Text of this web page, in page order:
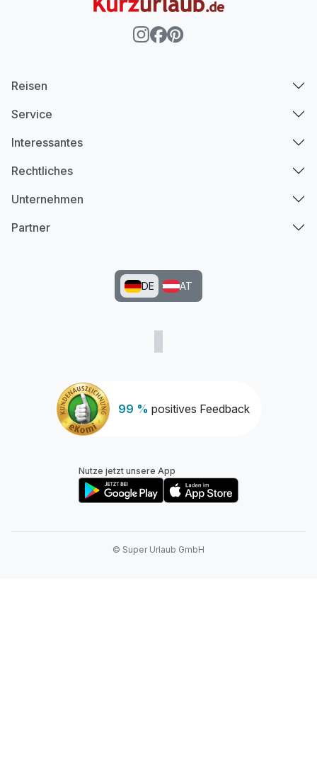
99 % positives Feedback
Reisen
Service
Interessantes
Rechtliches
Unternehmen
Partner
DE AT
Nutze jetzt unsere App
© Super Urlaub GmbH